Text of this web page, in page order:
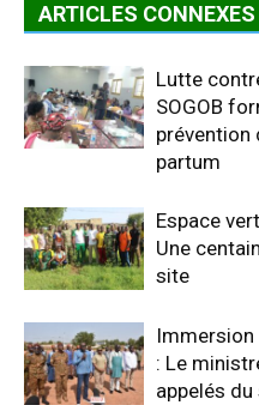
ARTICLES CONNEXES
Lutte
SOGOB
prévention
partum
Espace
Une
site
: Le
appelés